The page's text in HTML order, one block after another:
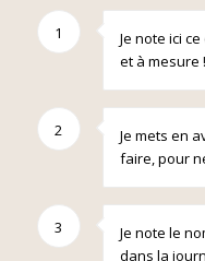
1
Je note ici
et à mesure !
2
Je mets en
faire, pour
3
Je note le
dans la